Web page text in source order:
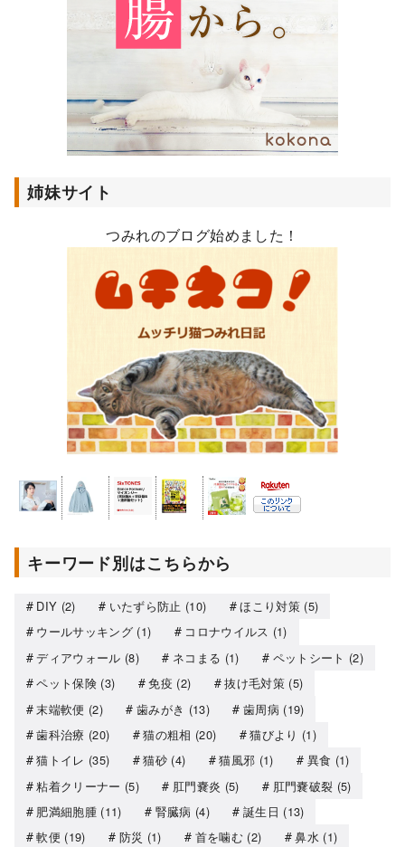
姉妹サイト
つみれのブログ始めました！
キーワード別はこちらから
DIY (2) いたずら防止 (10) ほこり対策(5)
ウールサッキング(1) コロナウイルス (1)
ディアウォール (8) ネコまる (1) ペットシート (2)
ペット保険(3) 免疫 (2) 抜け毛対策(5)
末端軟便 (2) 歯みがき (13) 歯周病 (19)
歯科治療 (20) 猫の粗相 (20) 猫びより (1)
猫トイレ (35) 猫砂(4) 猫風邪 (1) 異食 (1)
粘着クリーナー (5) 肛門嚢炎 (5) 肛門嚢破裂 (5)
肥満細胞腫(11) 腎臓病 (4) 誕生日 (13)
軟便 (19) 防災 (1) 首を噛む (2) 鼻水 (1)